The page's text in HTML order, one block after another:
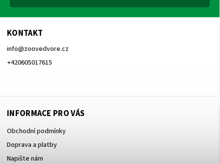
KONTAKT
info@zoovedvore.cz
+420605017615
INFORMACE PRO VÁS
Obchodní podmínky
Doprava a platby
Napište nám